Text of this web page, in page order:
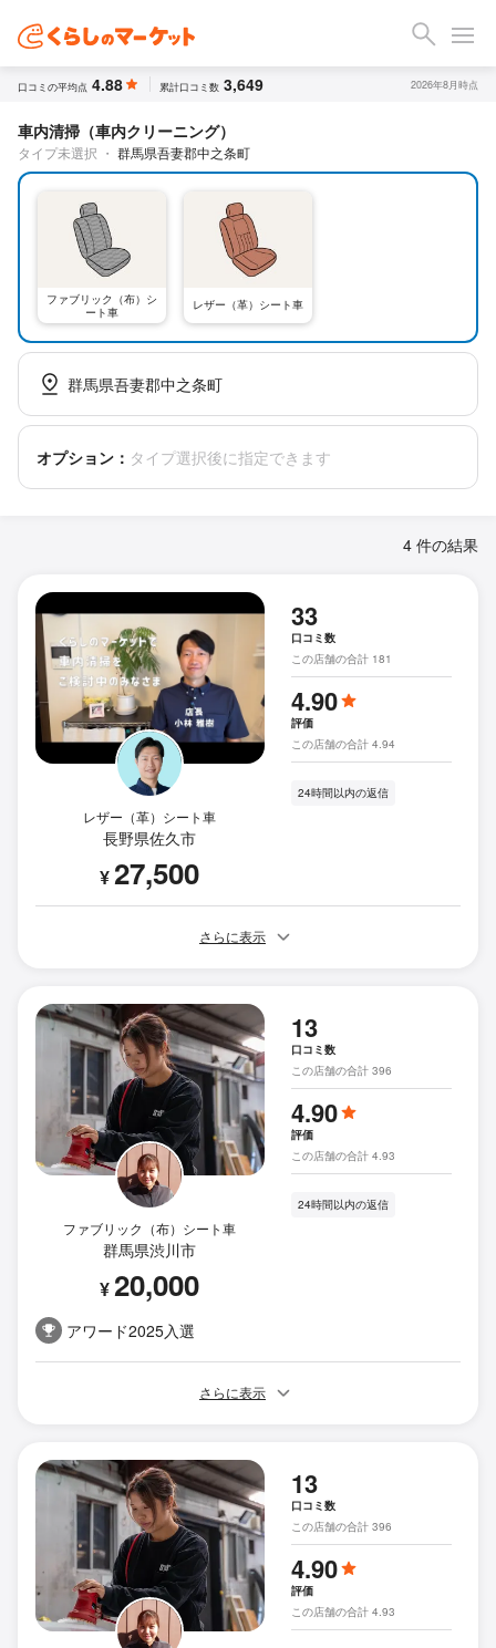
口コミの平均点 4.88 累計口コミ数 3,649 2026年8月時点
車内清掃（車内クリーニング）
タイプ未選択 ・ 群馬県吾妻郡中之条町
ファブリック（布）シ
ート車
レザー（革）シート車
群馬県吾妻郡中之条町
オプション： タイプ選択後に指定できます
4 件の結果
レザー（革）シート車
長野県佐久市
¥27,500
33
口コミ数
この店舗の合計 181
4.90
評価
この店舗の合計 4.94
24時間以内の返信
さらに表示
ファブリック（布）シート車
群馬県渋川市
¥20,000
アワード2025入選
13
口コミ数
この店舗の合計 396
4.90
評価
この店舗の合計 4.93
24時間以内の返信
さらに表示
13
口コミ数
この店舗の合計 396
4.90
評価
この店舗の合計 4.93